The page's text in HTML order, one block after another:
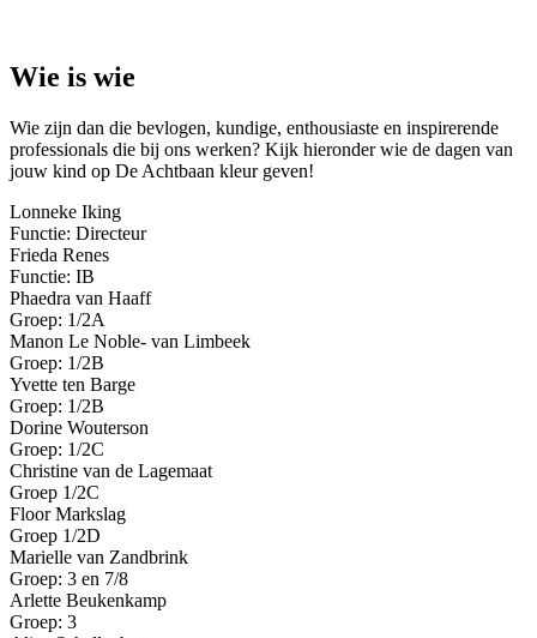
Wie is wie
Wie zijn dan die bevlogen, kundige, enthousiaste en inspirerende
professionals die bij ons werken? Kijk hieronder wie de dagen van
jouw kind op De Achtbaan kleur geven!
Lonneke Iking
Functie: Directeur
Frieda Renes
Functie: IB
Phaedra van Haaff
Groep: 1/2A
Manon Le Noble- van Limbeek
Groep: 1/2B
Yvette ten Barge
Groep: 1/2B
Dorine Wouterson
Groep: 1/2C
Christine van de Lagemaat
Groep 1/2C
Floor Markslag
Groep 1/2D
Marielle van Zandbrink
Groep: 3 en 7/8
Arlette Beukenkamp
Groep: 3